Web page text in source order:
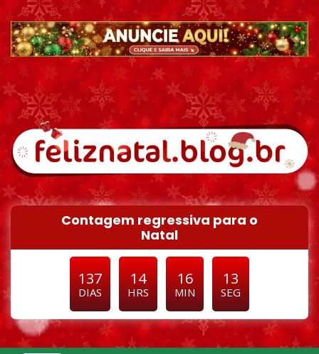
Pular para o conteúdo
Contagem regressiva para o
Natal
137
DIAS
14
HRS
16
MIN
12
SEG